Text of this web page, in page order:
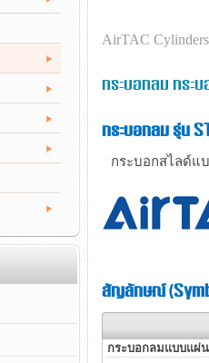
AirTAC Cylinders
กระบอกลม กระ
กระบอกลม รุ่น
กระบอกสไลด์แ
สัญลักษณ์
กระบอกลมแบบแผ่